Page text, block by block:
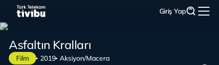
Giriş Yap
Film 2019 Aksiyon/Macera
Asfaltın Kralları